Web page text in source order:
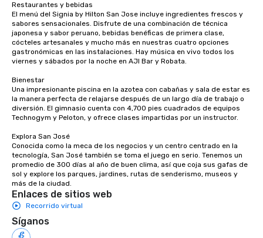
place at multiple restaurants, with
walking in between, there are
countless opportunities to interact
with different people when you sit
down at each venue and as you
experiences not only provide more
ways to network, but a more convivial
way to do so. Large Groups Welcome
Lip Smacking Foodie Tours is ideal for
groups, small or large. Our
experiences can accommodate
groups from as few as 1 to as many
as 500 guests, making us an ideal
choice for any corporate group event.
Stress-Free Booking Process Booking
a tour is stress-free and allows you to
enjoy the company of your guests
more easily. You’ll take comfort
Restaurantes y bebidas
El menú del Signia by Hilton San Jose incluye ingredientes frescos y
sabores sensacionales. Disfrute de una combinación de técnica
japonesa y sabor peruano, bebidas benéficas de primera clase,
cócteles artesanales y mucho más en nuestras cuatro opciones
gastronómicas en las instalaciones. Hay música en vivo todos los
viernes y sábados por la noche en AJI Bar y Robata.
Bienestar
Una impresionante piscina en la azotea con cabañas y sala de estar es
la manera perfecta de relajarse después de un largo día de trabajo o
diversión. El gimnasio cuenta con 4,700 pies cuadrados de equipos
Technogym y Peloton, y ofrece clases impartidas por un instructor.
Explora San José
Conocida como la meca de los negocios y un centro centrado en la
tecnología, San José también se toma el juego en serio. Tenemos un
promedio de 300 días al año de buen clima, así que coja sus gafas de
sol y explore los parques, jardines, rutas de senderismo, museos y
más de la ciudad.
Enlaces de sitios web
Recorrido virtual
Síganos